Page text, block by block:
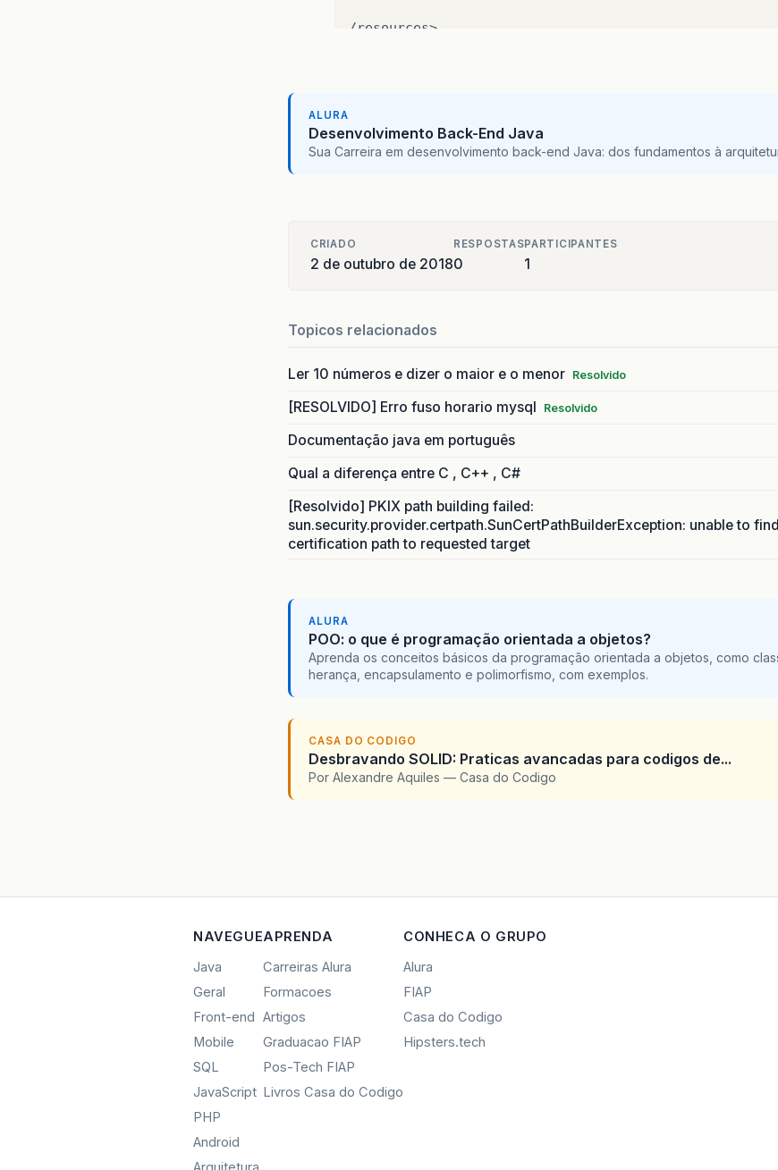
/resources>
/security
applet-desc
”/jnlp
at
at java.lang.Thread.run(Unknown
ALURA
Desenvolvimento Back-End Java
Sua Carreira em desenvolvimento back-end Java: dos fundamentos à
CRIADO
2 de outubro de 2018
RESPOSTAS
0
PARTICIPANTES
1
Topicos relacionados
Ler 10 números e dizer o maior e o menor Resolvido
[RESOLVIDO] Erro fuso horario mysql Resolvido
Documentação java em português
Qual a diferença entre C , C++ , C#
[Resolvido] PKIX path building failed:
sun.security.provider.certpath.SunCertPathBuilderException: unable to
certification path to requested target
ALURA
POO: o que é programação orientada a objetos?
Aprenda os conceitos básicos da programação orientada a objetos, como
herança, encapsulamento e polimorfismo, com exemplos.
CASA DO CODIGO
Desbravando SOLID: Praticas avancadas para codigos de...
Por Alexandre Aquiles — Casa do Codigo
NAVEGUE
Java
Geral
Front-end
Mobile
SQL
JavaScript
PHP
Android
APRENDA
Carreiras Alura
Formacoes
Artigos
Graduacao FIAP
Pos-Tech FIAP
Livros Casa do Codigo
CONHECA O GRUPO
Alura
FIAP
Casa do Codigo
Hipsters.tech